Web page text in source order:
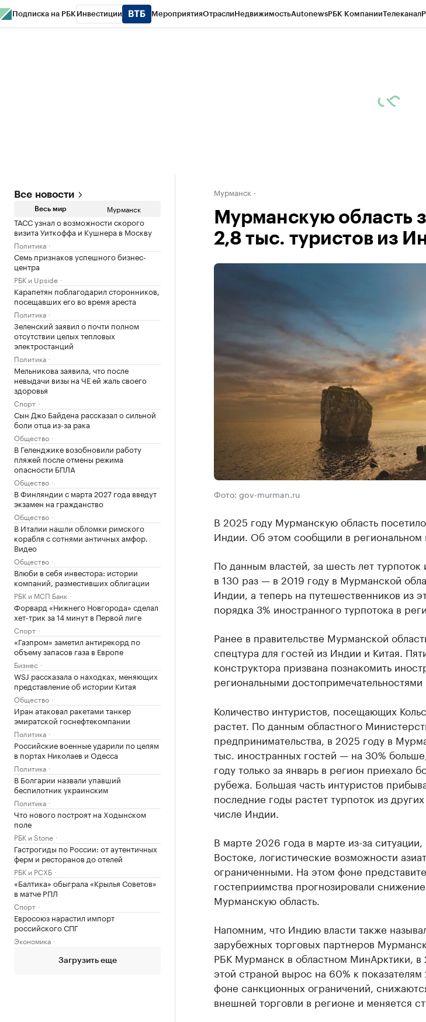
Подписка на РБК Инвестиции МероприятияОтраслиНедвижимостьAutonewsРБК КомпанииТелеканал
Все новости
Весь мир Мурманск
ТАСС узнал о возможности скорого
визита Уиткоффа и Кушнера в Москву
Политика
Семь признаков успешного бизнес-
центра
РБК и Upside
Карапетян поблагодарил сторонников,
посещавших его во время ареста
Политика
Зеленский заявил о почти полном
отсутствии целых тепловых
электростанций
Политика
Мельникова заявила, что после
невыдачи визы на ЧЕ ей жаль своего
здоровья
Спорт
Сын Джо Байдена рассказал о сильной
боли отца из-за рака
Общество
В Геленджике возобновили работу
пляжей после отмены режима
опасности БПЛА
Общество
В Финляндии с марта 2027 года введут
экзамен на гражданство
Общество
В Италии нашли обломки римского
корабля с сотнями античных амфор.
Видео
Общество
Влюби в себя инвестора: истории
компаний, разместивших облигации
РБК и МСП Банк
Форвард «Нижнего Новгорода» сделал
хет-трик за 14 минут в Первой лиге
Спорт
«Газпром» заметил антирекорд по
объему запасов газа в Европе
Бизнес
WSJ рассказала о находках, меняющих
представление об истории Китая
Общество
Иран атаковал ракетами танкер
эмиратской госнефтекомпании
Политика
Российские военные ударили по целям
в портах Николаев и Одесса
Политика
В Болгарии назвали упавший
беспилотник украинским
Политика
Что нового построят на Ходынском
поле
РБК и Stone
Гастрогиды по России: от аутентичных
ферм и ресторанов до отелей
РБК и РСХБ
«Балтика» обыграла «Крылья Советов»
в матче РПЛ
Спорт
Евросоюз нарастил импорт
российского СПГ
Экономика
Загрузить еще
Мурманск
Мурманскую область
2,8 тыс. туристов из
Фото: gov-murman.ru
В 2025 году Мурманскую область
Индии. Об этом сообщили в региональном
По данным властей, за шесть лет
в 130 раз — в 2019 году в Мурманской
Индии, а теперь на путешественников из
порядка 3% иностранного турпотока в
Ранее в правительстве Мурманской
спецтура для гостей из Индии и Китая.
конструктора призвана познакомить
региональными достопримечательностями
Количество интуристов, посещающих
растет. По данным областного
предпринимательства, в 2025 году в
тыс. иностранных гостей — на 30%
году только за январь в регион приехало
рубежа. Большая часть интуристов
последние годы растет турпоток из
числе Индии.
В марте 2026 года в марте из-за
Востоке, логистические возможности
ограниченными. На этом фоне
гостеприимства прогнозировали
Мурманскую область.
Напомним, что Индию власти также
зарубежных торговых партнеров
РБК Мурманск в областном МинАрктики, в
этой страной вырос на 60% к
фоне санкционных ограничений,
внешней торговли в регионе и меняется